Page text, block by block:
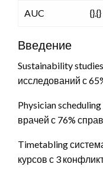
AUC {}.{}
Введение
Sustainability
исследований с
Physician
врачей с 76%
Timetabling
курсов с 3